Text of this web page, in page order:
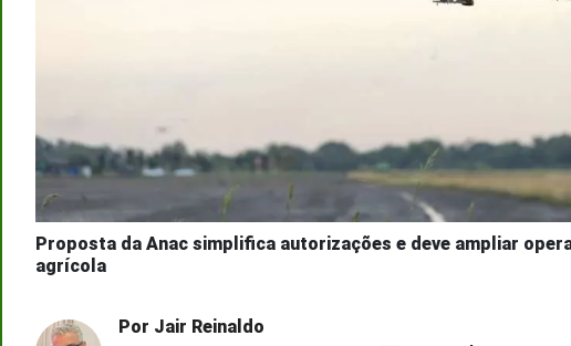
Proposta da Anac simplifica autorizações e deve ampliar
agrícola
Por Jair Reinaldo